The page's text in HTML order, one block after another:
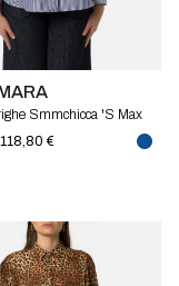
Smmchicca 'S Max
118,80 €